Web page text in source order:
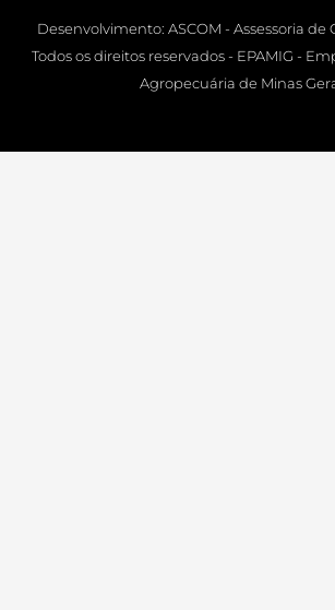
Desenvolvimento: ASCOM - Assessoria
Todos os direitos reservados - EPAMIG -
Agropecuária de Minas